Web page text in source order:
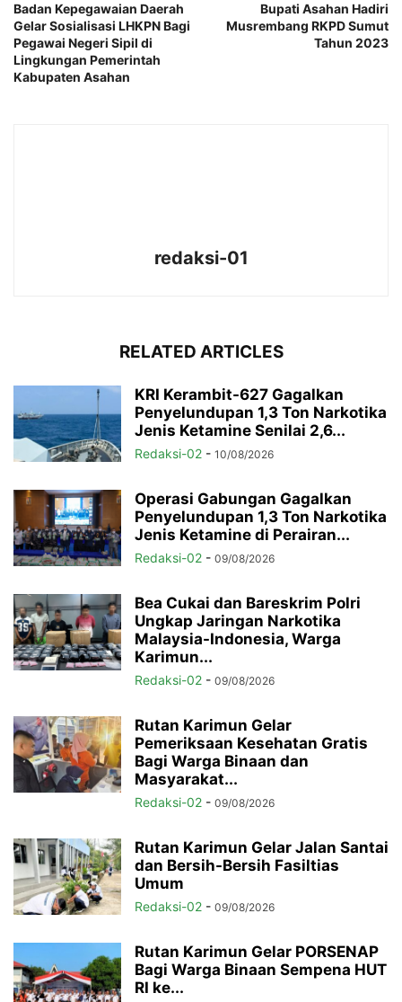
Badan Kepegawaian Daerah
Gelar Sosialisasi LHKPN Bagi
Pegawai Negeri Sipil di
Lingkungan Pemerintah
Kabupaten Asahan
Bupati Asahan Hadiri
Musrembang RKPD Sumut
Tahun 2023
redaksi-01
RELATED ARTICLES
KRI Kerambit-627 Gagalkan
Penyelundupan 1,3 Ton Narkotika
Jenis Ketamine Senilai 2,6...
Redaksi-02 - 10/08/2026
Operasi Gabungan Gagalkan
Penyelundupan 1,3 Ton Narkotika
Jenis Ketamine di Perairan...
Redaksi-02 - 09/08/2026
Bea Cukai dan Bareskrim Polri
Ungkap Jaringan Narkotika
Malaysia-Indonesia, Warga
Karimun...
Redaksi-02 - 09/08/2026
Rutan Karimun Gelar
Pemeriksaan Kesehatan Gratis
Bagi Warga Binaan dan
Masyarakat...
Redaksi-02 - 09/08/2026
Rutan Karimun Gelar Jalan Santai
dan Bersih-Bersih Fasiltias
Umum
Redaksi-02 - 09/08/2026
Rutan Karimun Gelar PORSENAP
Bagi Warga Binaan Sempena HUT
RI ke...